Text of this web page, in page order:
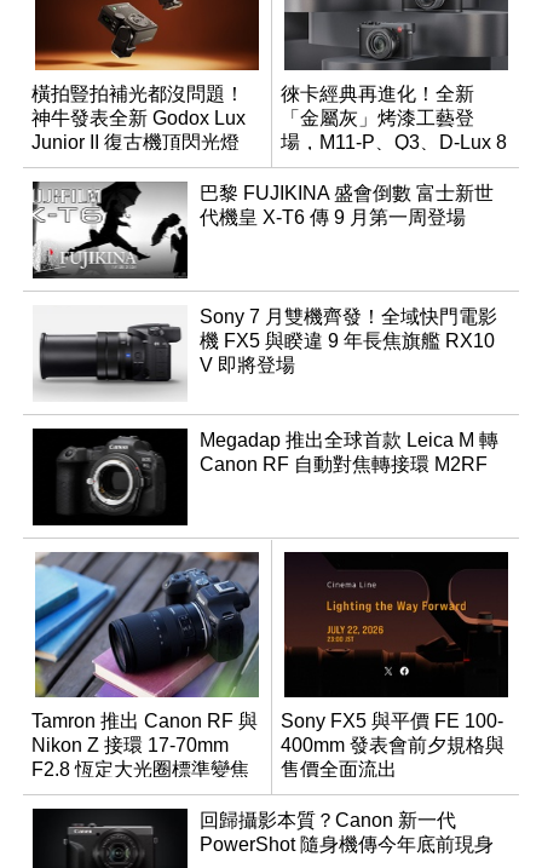
橫拍豎拍補光都沒問題！
神牛發表全新 Godox Lux
Junior II 復古機頂閃光燈
徠卡經典再進化！全新
「金屬灰」烤漆工藝登
場，M11-P、Q3、D-Lux 8
領銜換裝
巴黎 FUJIKINA 盛會倒數 富士新世
代機皇 X-T6 傳 9 月第一周登場
Sony 7 月雙機齊發！全域快門電影
機 FX5 與睽違 9 年長焦旗艦 RX10
V 即將登場
Megadap 推出全球首款 Leica M 轉
Canon RF 自動對焦轉接環 M2RF
Tamron 推出 Canon RF 與
Nikon Z 接環 17-70mm
F2.8 恆定大光圈標準變焦
鏡
Sony FX5 與平價 FE 100-
400mm 發表會前夕規格與
售價全面流出
回歸攝影本質？Canon 新一代
PowerShot 隨身機傳今年底前現身